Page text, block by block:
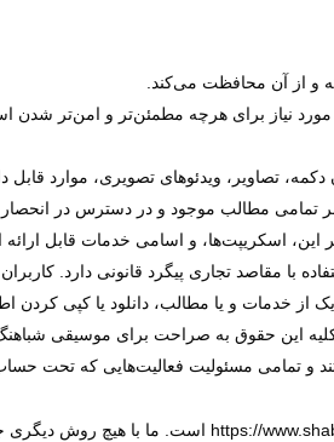
و از آن محافظت می‏‌کند.
نیاز برای هرچه مطمئن‏‌تر و امن‏‌تر شدن
ویدئوهای تصویری، موارد قابل
مطالب موجود و در دسترس در
اسکریپت‌ها، و اسامی خدمات قابل
مقاصد تجاری پیگرد قانونی دارد. کاربران
و یا مطالب، دانلود یا کپی کردن
و کلیه این حقوق به صراحت برای موسیقی
تمامی مسئولیت فعالیت‌‏هایی که تحت حساب
https:// است. ما با هیچ روش دیگری